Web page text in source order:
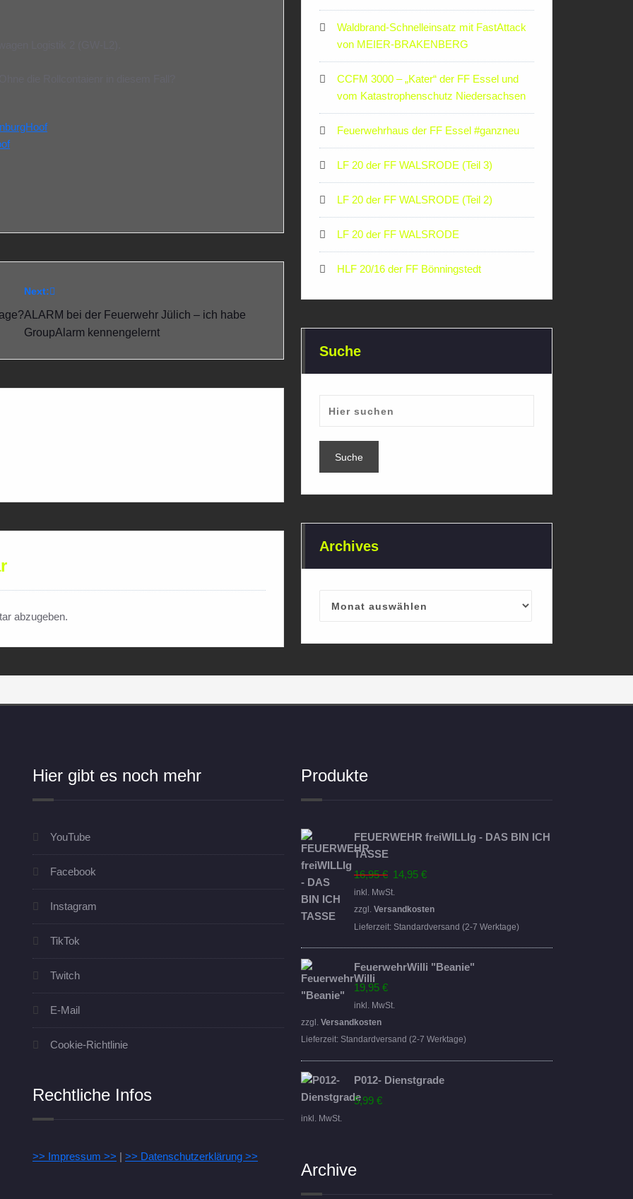
Next:
ALARM bei der Feuerwehr Jülich – ich habe
GroupAlarm kennengelernt
abzugeben.
Waldbrand-Schnelleinsatz mit FastAttack
von MEIER-BRAKENBERG
CCFM 3000 – „Kater“ der FF Essel und
vom Katastrophenschutz Niedersachsen
Feuerwehrhaus der FF Essel #ganzneu
LF 20 der FF WALSRODE (Teil 3)
LF 20 der FF WALSRODE (Teil 2)
LF 20 der FF WALSRODE
HLF 20/16 der FF Bönningstedt
Suche
Archives
Hier gibt es noch mehr
YouTube
Facebook
Instagram
TikTok
Twitch
E-Mail
Cookie-Richtlinie
Rechtliche Infos
>> Impressum >> | >> Datenschutzerklärung >>
Produkte
FEUERWEHR freiWILLIg - DAS BIN ICH
TASSE
16,95€ Ursprünglicher
Preis
war:
16,95 €
14,95 €
ist:
14,95 €.
inkl. MwSt.
zzgl. Versandkosten
Lieferzeit: Standardversand (2-7 Werktage)
FeuerwehrWilli "Beanie"
19,95 €
inkl. MwSt.
zzgl. Versandkosten
Lieferzeit: Standardversand (2-7 Werktage)
P012- Dienstgrade
5,99 €
inkl. MwSt.
Archive